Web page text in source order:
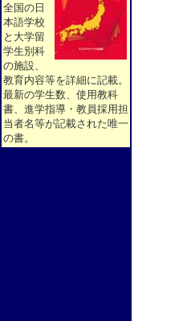
全国の日
本語学校
と大学留
学生別科
の施設、
教育内容等を詳細に記載。
最新の学生数、使用教科
書、進学指導・教員採用担
当者名等が記載された唯一
の書。